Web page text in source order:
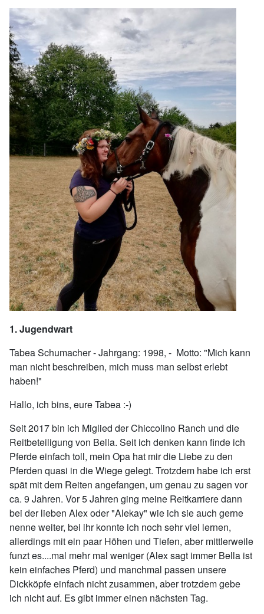
1. Jugendwart
Tabea Schumacher - Jahrgang: 1998, - Motto: "Mich kann
man nicht beschreiben, mich muss man selbst erlebt
haben!"
Hallo, ich bins, eure Tabea :-)
Seit 2017 bin ich Miglied der Chiccolino Ranch und die
Reitbeteiligung von Bella. Seit ich denken kann finde ich
Pferde einfach toll, mein Opa hat mir die Liebe zu den
Pferden quasi in die Wiege gelegt. Trotzdem habe ich erst
spät mit dem Reiten angefangen, um genau zu sagen vor
ca. 9 Jahren. Vor 5 Jahren ging meine Reitkarriere dann
bei der lieben Alex oder "Alekay" wie ich sie auch gerne
nenne weiter, bei ihr konnte ich noch sehr viel lernen,
allerdings mit ein paar Höhen und Tiefen, aber mittlerweile
funzt es....mal mehr mal weniger (Alex sagt immer Bella ist
kein einfaches Pferd) und manchmal passen unsere
Dickköpfe einfach nicht zusammen, aber trotzdem gebe
ich nicht auf. Es gibt immer einen nächsten Tag.